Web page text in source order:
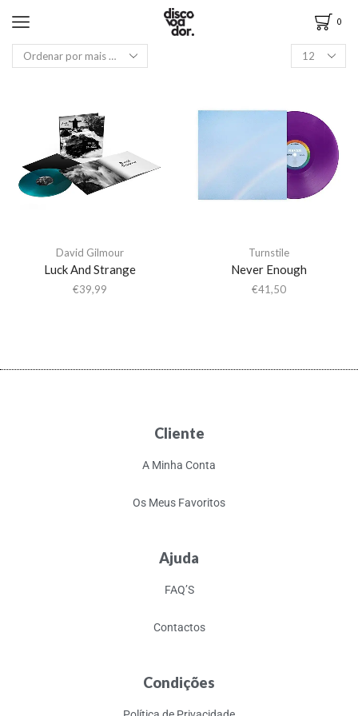
0
David Gilmour
Luck And Strange
€39,99
Turnstile
Never Enough
€41,50
Cliente
A Minha Conta
Os Meus Favoritos
Ajuda
FAQ’S
Contactos
Condições